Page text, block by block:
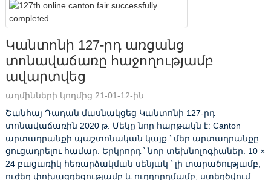
Կանտոնի 127-րդ առցանց
տոնավաճառը հաջողությամբ
ավարտվեց
ադմինների կողմից 21-01-12-ին
Շանհայ Դադան մասնակցեց Կանտոնի 127-րդ
տոնավաճառին 2020 թ. Մեկը նոր հարթակն է: Canton
արտադրանքի պաշտոնական կայք ՝ մեր արտադրանքը
ցուցադրելու համար: Երկրորդ ՝ նոր տեխնոլոգիաներ: 10 ×
24 բացառիկ հեռարձակման սենյակ ՝ լի տարածությամբ,
ուժեղ փոխազդեցությամբ և ուղղորդմամբ, ստեղծվում է